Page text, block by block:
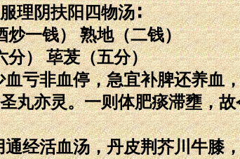
理阴扶阳四物汤∶
炒一钱） 熟地（二钱）
分） 荜茇（五分）
亏非血停，急宜补脾还养血
丸亦灵。一则体肥痰滞壅，
经活血汤，丹皮荆芥川牛膝